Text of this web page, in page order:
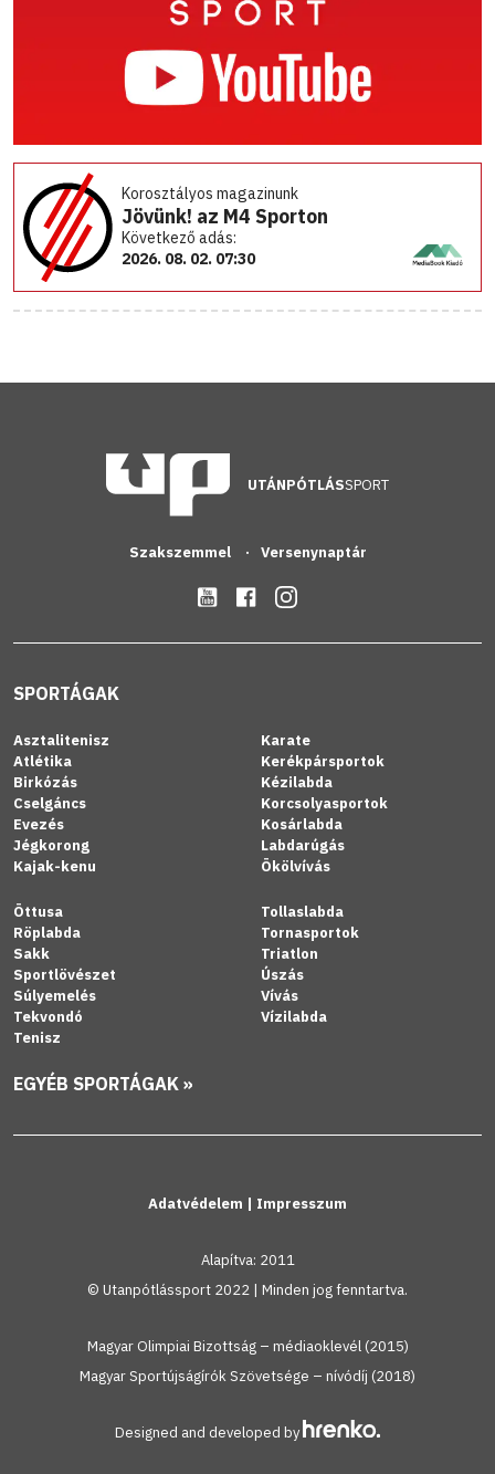
Korosztályos magazinunk
Jövünk! az M4 Sporton
Következő adás:
2026. 08. 02. 07:30
UTÁNPÓTLÁSSPORT
Szakszemmel Versenynaptár
SPORTÁGAK
Asztalitenisz
Atlétika
Birkózás
Cselgáncs
Evezés
Jégkorong
Kajak-kenu
Karate
Kerékpársportok
Kézilabda
Korcsolyasportok
Kosárlabda
Labdarúgás
Ökölvívás
Öttusa
Röplabda
Sakk
Sportlövészet
Súlyemelés
Tekvondó
Tenisz
Tollaslabda
Tornasportok
Triatlon
Úszás
Vívás
Vízilabda
EGYÉB SPORTÁGAK »
Adatvédelem | Impresszum
Alapítva: 2011
© Utanpótlássport 2022 | Minden jog fenntartva.
Magyar Olimpiai Bizottság – médiaoklevél (2015)
Magyar Sportújságírók Szövetsége – nívódíj (2018)
Designed and developed by